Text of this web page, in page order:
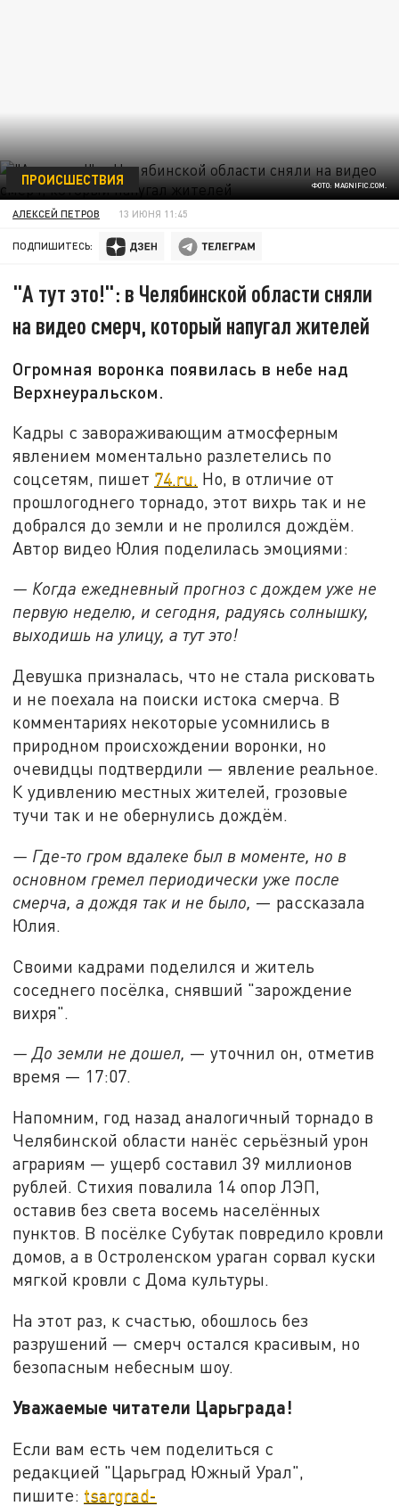
ФОТО: MAGNIFIC.COM.
ПРОИСШЕСТВИЯ
АЛЕКСЕЙ ПЕТРОВ 13 ИЮНЯ 11:45
ПОДПИШИТЕСЬ:
"А тут это!": в Челябинской области сняли
на видео смерч, который напугал жителей
Огромная воронка появилась в небе над
Верхнеуральском.
Кадры с завораживающим атмосферным
явлением моментально разлетелись по
соцсетям, пишет 74.ru. Но, в отличие от
прошлогоднего торнадо, этот вихрь так и не
добрался до земли и не пролился дождём.
Автор видео Юлия поделилась эмоциями:
— Когда ежедневный прогноз с дождем уже не
первую неделю, и сегодня, радуясь солнышку,
выходишь на улицу, а тут это!
Девушка призналась, что не стала рисковать
и не поехала на поиски истока смерча. В
комментариях некоторые усомнились в
природном происхождении воронки, но
очевидцы подтвердили — явление реальное.
К удивлению местных жителей, грозовые
тучи так и не обернулись дождём.
— Где-то гром вдалеке был в моменте, но в
основном гремел периодически уже после
смерча, а дождя так и не было, — рассказала
Юлия.
Своими кадрами поделился и житель
соседнего посёлка, снявший "зарождение
вихря".
— До земли не дошел, — уточнил он, отметив
время — 17:07.
Напомним, год назад аналогичный торнадо в
Челябинской области нанёс серьёзный урон
аграриям — ущерб составил 39 миллионов
рублей. Стихия повалила 14 опор ЛЭП,
оставив без света восемь населённых
пунктов. В посёлке Субутак повредило кровли
домов, а в Остроленском ураган сорвал куски
мягкой кровли с Дома культуры.
На этот раз, к счастью, обошлось без
разрушений — смерч остался красивым, но
безопасным небесным шоу.
Уважаемые читатели Царьграда!
Если вам есть чем поделиться с
редакцией "Царьград Южный Урал",
пишите: tsargrad-